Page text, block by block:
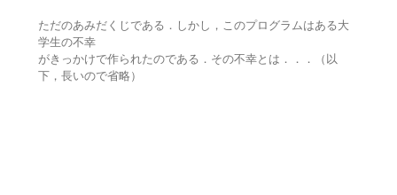
ただのあみだくじである．しかし，このプログラムはある大
学生の不幸
がきっかけで作られたのである．その不幸とは．．．（以
下，長いので省略）